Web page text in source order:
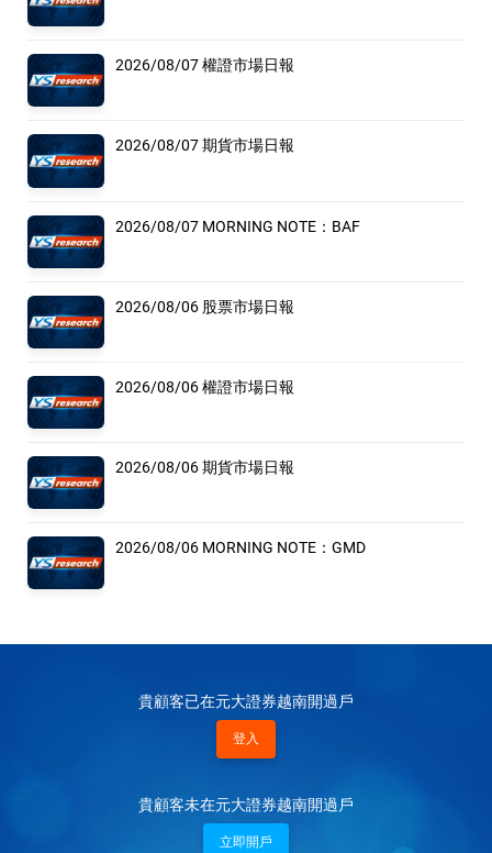
2026/08/07 權證市場日報
2026/08/07 期貨市場日報
2026/08/07 MORNING NOTE：BAF
2026/08/06 股票市場日報
2026/08/06 權證市場日報
2026/08/06 期貨市場日報
2026/08/06 MORNING NOTE：GMD
貴顧客已在元大證券越南開過戶
登入
貴顧客未在元大證券越南開過戶
立即開戶